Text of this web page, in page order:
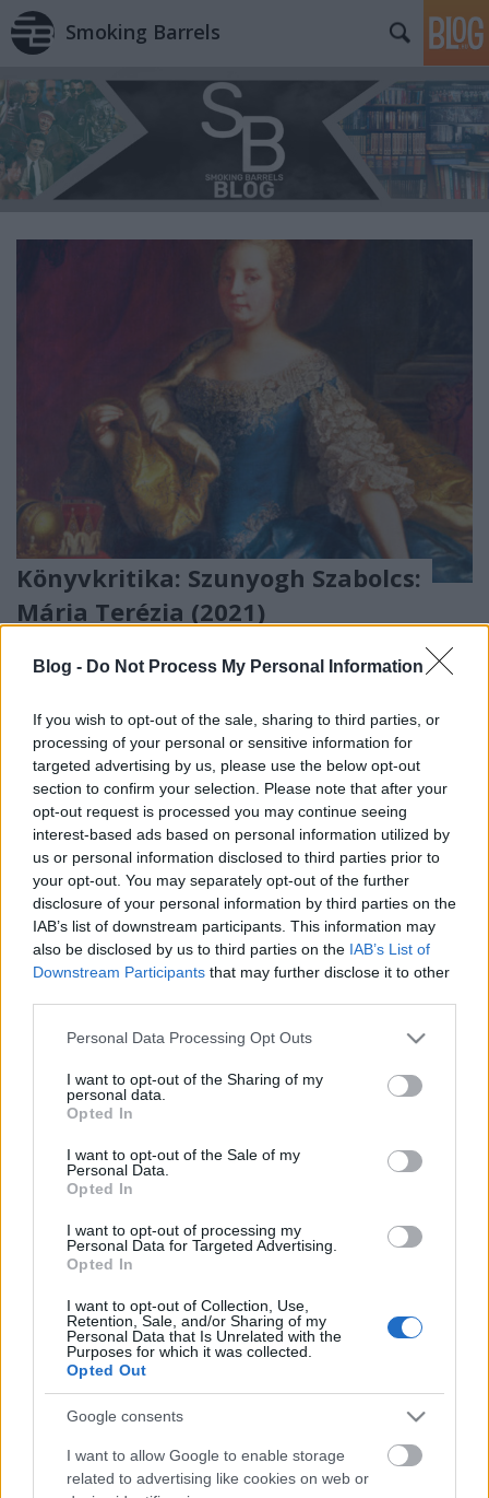
Blog - Do Not Process My Personal Information
If you wish to opt-out of the sale, sharing to third parties, or
processing of your personal or sensitive information for
targeted advertising by us, please use the below opt-out
section to confirm your selection. Please note that after your
opt-out request is processed you may continue seeing
interest-based ads based on personal information utilized by
us or personal information disclosed to third parties prior to
your opt-out. You may separately opt-out of the further
disclosure of your personal information by third parties on the
IAB’s list of downstream participants. This information may
also be disclosed by us to third parties on the IAB’s List of
Downstream Participants that may further disclose it to other
Please note that this website/app uses one or more Google
not limited to your visit or usage behaviour. You may click to
grant or deny consent to Google and its third-party tags to
use your data for below specified purposes in below Google
consent section.
Personal Data Processing Opt Outs
I want to opt-out of the Sharing of my
personal data.
Opted In
I want to opt-out of the Sale of my
Personal Data.
Opted In
I want to opt-out of processing my
Personal Data for Targeted Advertising.
Opted In
I want to opt-out of Collection, Use,
Retention, Sale, and/or Sharing of my
Personal Data that Is Unrelated with the
Purposes for which it was collected.
Opted Out
Google consents
I want to allow Google to enable storage
related to advertising like cookies on web or
Smoking Barrels
Könyvkritika: Szunyogh Szabolcs:
Mária Terézia (2021)
FilmBaráth •2021. augusztus 19.
Egy okos, életvidám bécsi lány a trónon. Mária
Teréziát nem készítették fel az uralkodásra, mégis
megállta a helyét. Nem volt képzett uralkodó, de
józan és praktikus gondolkodásával mindig
megoldotta az elé tornyosuló problémákat.
Mindemellett kiváló színésznő volt, értett a hatásos
jelenetekhez,…
7 izgalmas magyar regény a nyár
végére
Nagy Judit Áfonya•2021. augusztus 18.
Lassan búcsúzik 2021 forró évszaka, de ez közel sem
jelenti azt, hogy le kellene mondani az izgalmas
olvasási élményekről. A szeptember beálltával - ha a
világjárvány nem szól közbe ismét - megindul a
könyvrajongók várva várt "fesztiválidőszaka",